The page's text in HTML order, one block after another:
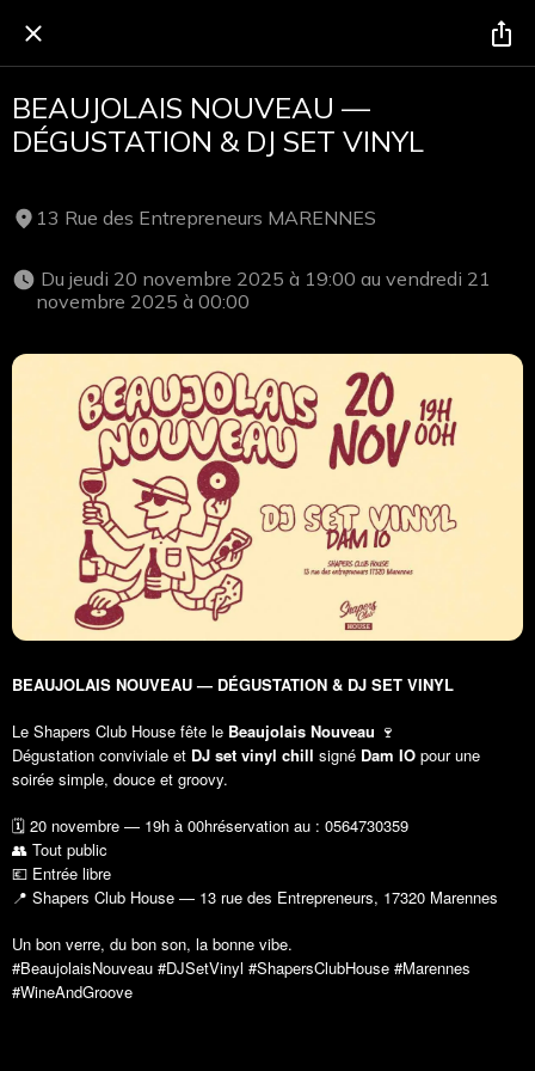
BEAUJOLAIS NOUVEAU —
DÉGUSTATION & DJ SET VINYL
13 Rue des Entrepreneurs MARENNES
novembre 2025 à 00:00
BEAUJOLAIS NOUVEAU — DÉGUSTATION & DJ SET VINYL
Le Shapers Club House fête le Beaujolais Nouveau 🍷
Dégustation conviviale et DJ set vinyl chill signé Dam IO pour une
soirée simple, douce et groovy.
🗓 20 novembre — 19h à 00hréservation au : 0564730359
👥 Tout public
💶 Entrée libre
📍 Shapers Club House — 13 rue des Entrepreneurs, 17320 Marennes
Un bon verre, du bon son, la bonne vibe.
#BeaujolaisNouveau #DJSetVinyl #ShapersClubHouse #Marennes
#WineAndGroove